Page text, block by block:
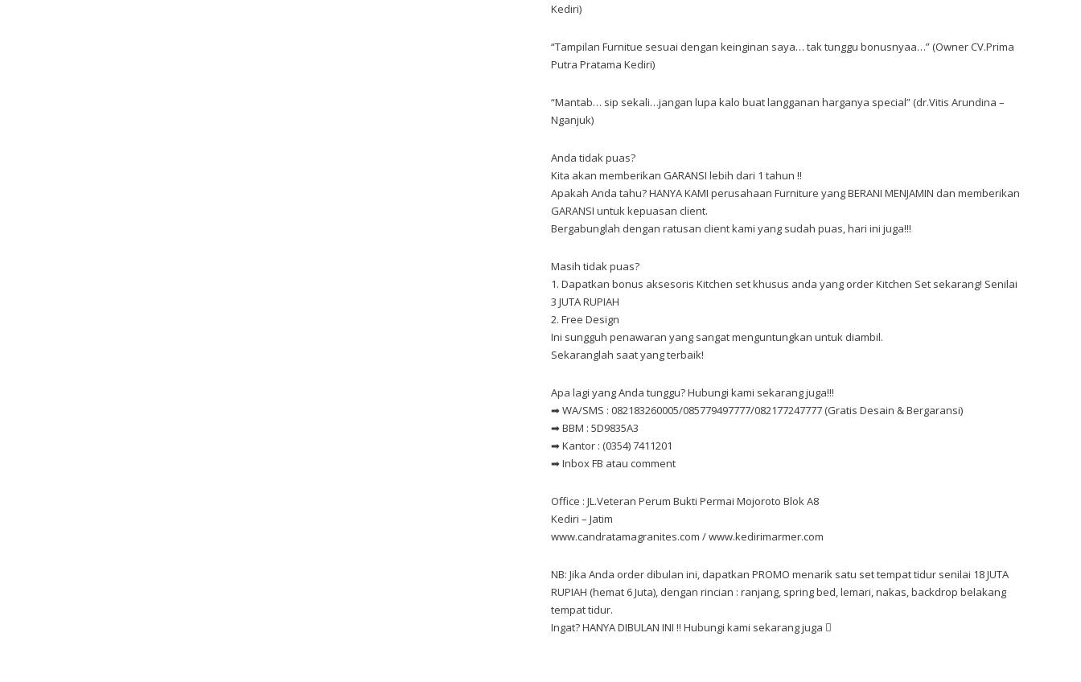
Kediri)
“Tampilan Furnitue sesuai dengan keinginan saya… tak tunggu bonusnyaa…” (Owner CV.Prima
Putra Pratama Kediri)
“Mantab… sip sekali…jangan lupa kalo buat langganan harganya special” (dr.Vitis Arundina –
Nganjuk)
Anda tidak puas?
Kita akan memberikan GARANSI lebih dari 1 tahun !!
Apakah Anda tahu? HANYA KAMI perusahaan Furniture yang BERANI MENJAMIN dan memberikan
GARANSI untuk kepuasan client.
Bergabunglah dengan ratusan client kami yang sudah puas, hari ini juga!!!
Masih tidak puas?
1. Dapatkan bonus aksesoris Kitchen set khusus anda yang order Kitchen Set sekarang! Senilai
3 JUTA RUPIAH
2. Free Design
Ini sungguh penawaran yang sangat menguntungkan untuk diambil.
Sekaranglah saat yang terbaik!
Apa lagi yang Anda tunggu? Hubungi kami sekarang juga!!!
➡ WA/SMS : 082183260005/085779497777/082177247777 (Gratis Desain & Bergaransi)
➡ BBM : 5D9835A3
➡ Kantor : (0354) 7411201
➡ Inbox FB atau comment
Office : JL.Veteran Perum Bukti Permai Mojoroto Blok A8
Kediri – Jatim
www.candratamagranites.com / www.kedirimarmer.com
NB: Jika Anda order dibulan ini, dapatkan PROMO menarik satu set tempat tidur senilai 18 JUTA
RUPIAH (hemat 6 Juta), dengan rincian : ranjang, spring bed, lemari, nakas, backdrop belakang
tempat tidur.
Ingat? HANYA DIBULAN INI !! Hubungi kami sekarang juga 